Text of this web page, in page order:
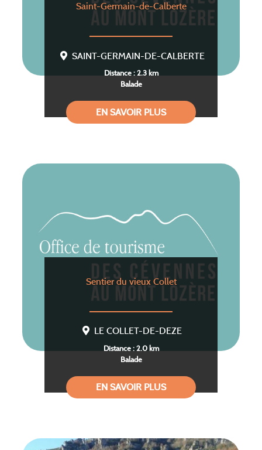
Saint-Germain-de-Calberte
SAINT-GERMAIN-DE-CALBERTE
Distance : 2.3 km
Balade
EN SAVOIR PLUS
Sentier du vieux Collet
LE COLLET-DE-DEZE
Distance : 2.0 km
Balade
EN SAVOIR PLUS